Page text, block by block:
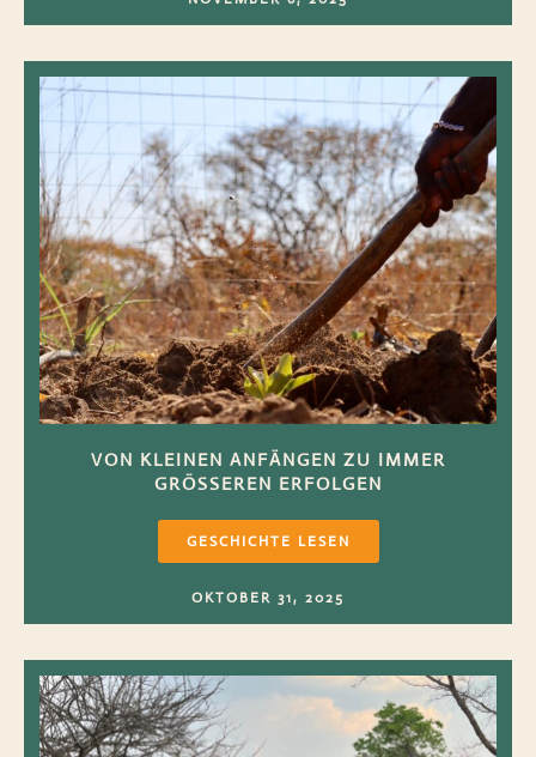
VON KLEINEN ANFÄNGEN ZU IMMER
GRÖSSEREN ERFOLGEN
GESCHICHTE LESEN
OKTOBER 31, 2025